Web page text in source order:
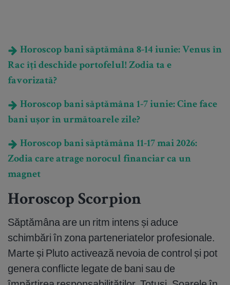
Horoscop bani săptămâna 8-14 iunie: Venus în
Rac îți deschide portofelul! Zodia ta e
favorizată?
Horoscop bani săptămâna 1-7 iunie: Cine face
bani ușor în următoarele zile?
Horoscop bani săptămâna 11-17 mai 2026:
Zodia care atrage norocul financiar ca un
magnet
Horoscop Scorpion
Săptămâna are un ritm intens și aduce
schimbări în zona parteneriatelor profesionale.
Marte și Pluto activează nevoia de control și pot
genera conflicte legate de bani sau de